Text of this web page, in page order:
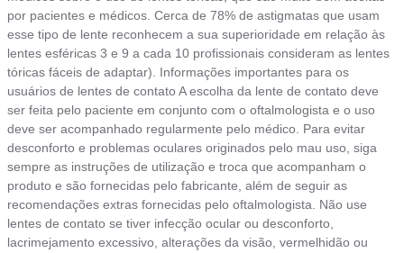
por pacientes e médicos. Cerca de 78% de astigmatas que usam
esse tipo de lente reconhecem a sua superioridade em relação às
lentes esféricas 3 e 9 a cada 10 profissionais consideram as lentes
tóricas fáceis de adaptar). Informações importantes para os
usuários de lentes de contato A escolha da lente de contato deve
ser feita pelo paciente em conjunto com o oftalmologista e o uso
deve ser acompanhado regularmente pelo médico. Para evitar
desconforto e problemas oculares originados pelo mau uso, siga
sempre as instruções de utilização e troca que acompanham o
produto e são fornecidas pelo fabricante, além de seguir as
recomendações extras fornecidas pelo oftalmologista. Não use
lentes de contato se tiver infecção ocular ou desconforto,
lacrimejamento excessivo, alterações da visão, vermelhidão ou